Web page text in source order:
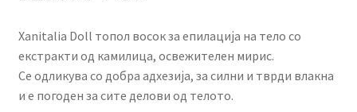
Xanitalia Doll топол восок за епилација на тело со
екстракти од камилица, освежителен мирис.
Се одликува со добра адхезија, за силни и тврди влакна
и е погоден за сите делови од телото.